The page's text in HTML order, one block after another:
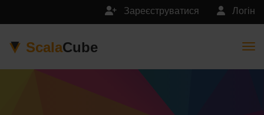
Логін
Зареєструватися
ScalaCube